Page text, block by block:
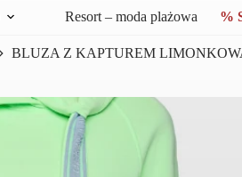
Resort – moda plażowa %
BLUZA Z KAPTUREM